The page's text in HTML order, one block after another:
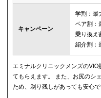
キャンペーン
学割：最
ペア割：
乗り換え
紹介割：
エミナルクリニックメンズの
てもらえます。 また、お尻のシ
ため、剃り残しがあっても安心で